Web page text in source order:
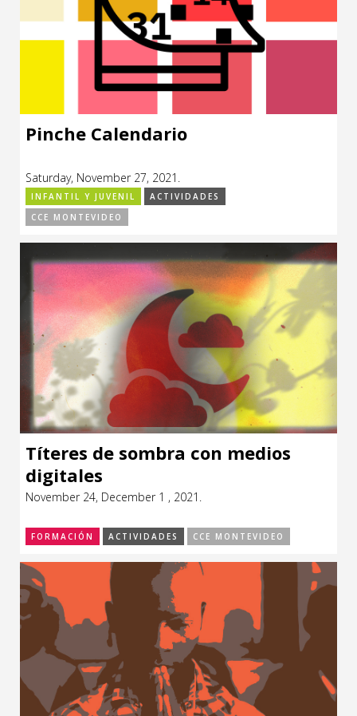
Pinche Calendario
Saturday, November 27, 2021.
INFANTIL Y JUVENIL
ACTIVIDADES
CCE MONTEVIDEO
Títeres de sombra con medios
digitales
November 24, December 1 , 2021.
FORMACIÓN ACTIVIDADES CCE MONTEVIDEO